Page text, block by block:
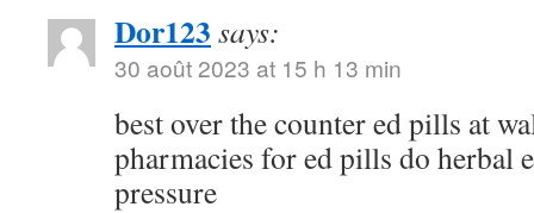
Dor123 says:
30 août 2023 at 15 h 13 min
best over the counter ed pills at
pharmacies for ed pills do herbal
pressure